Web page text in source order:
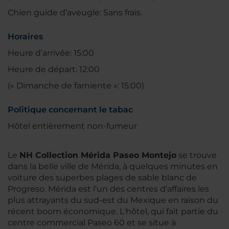
Chien guide d’aveugle: Sans frais.
Horaires
Heure d’arrivée: 15:00
Heure de départ: 12:00
(« Dimanche de farniente »: 15:00)
Politique concernant le tabac
Hôtel entièrement non-fumeur
Le NH Collection Mérida Paseo Montejo se trouve
dans la belle ville de Mérida, à quelques minutes en
voiture des superbes plages de sable blanc de
Progreso. Mérida est l'un des centres d'affaires les
plus attrayants du sud-est du Mexique en raison du
récent boom économique. L'hôtel, qui fait partie du
centre commercial Paseo 60 et se situe à